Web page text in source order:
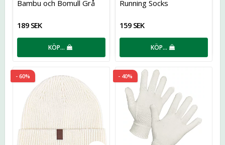
Bambu och Bomull Grå
189 SEK
KÖP…
Running Socks
159 SEK
KÖP…
- 60% - 40%